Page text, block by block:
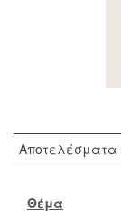
Αποτελέσματα
Θέμα